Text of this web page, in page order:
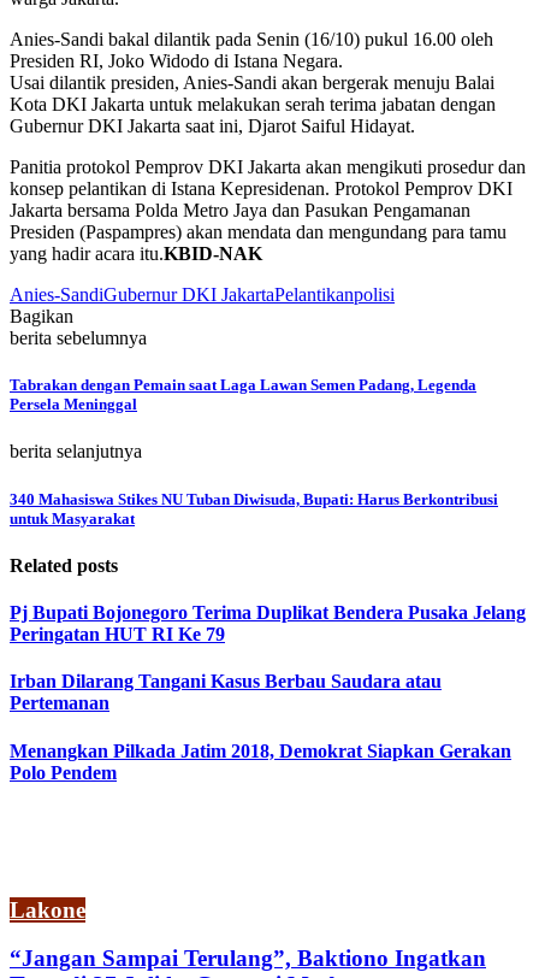
Anies-Sandi bakal dilantik pada Senin (16/10) pukul 16.00 oleh
Presiden RI, Joko Widodo di Istana Negara.
Usai dilantik presiden, Anies-Sandi akan bergerak menuju Balai
Kota DKI Jakarta untuk melakukan serah terima jabatan dengan
Gubernur DKI Jakarta saat ini, Djarot Saiful Hidayat.
Panitia protokol Pemprov DKI Jakarta akan mengikuti prosedur dan
konsep pelantikan di Istana Kepresidenan. Protokol Pemprov DKI
Jakarta bersama Polda Metro Jaya dan Pasukan Pengamanan
Presiden (Paspampres) akan mendata dan mengundang para tamu
yang hadir acara itu.KBID-NAK
Anies-SandiGubernur DKI JakartaPelantikanpolisi
Bagikan
berita sebelumnya
Tabrakan dengan Pemain saat Laga Lawan Semen Padang, Legenda
Persela Meninggal
berita selanjutnya
340 Mahasiswa Stikes NU Tuban Diwisuda, Bupati: Harus Berkontribusi
untuk Masyarakat
Related posts
Pj Bupati Bojonegoro Terima Duplikat Bendera Pusaka Jelang
Peringatan HUT RI Ke 79
Irban Dilarang Tangani Kasus Berbau Saudara atau
Pertemanan
Menangkan Pilkada Jatim 2018, Demokrat Siapkan Gerakan
Polo Pendem
Lakone
“Jangan Sampai Terulang”, Baktiono Ingatkan